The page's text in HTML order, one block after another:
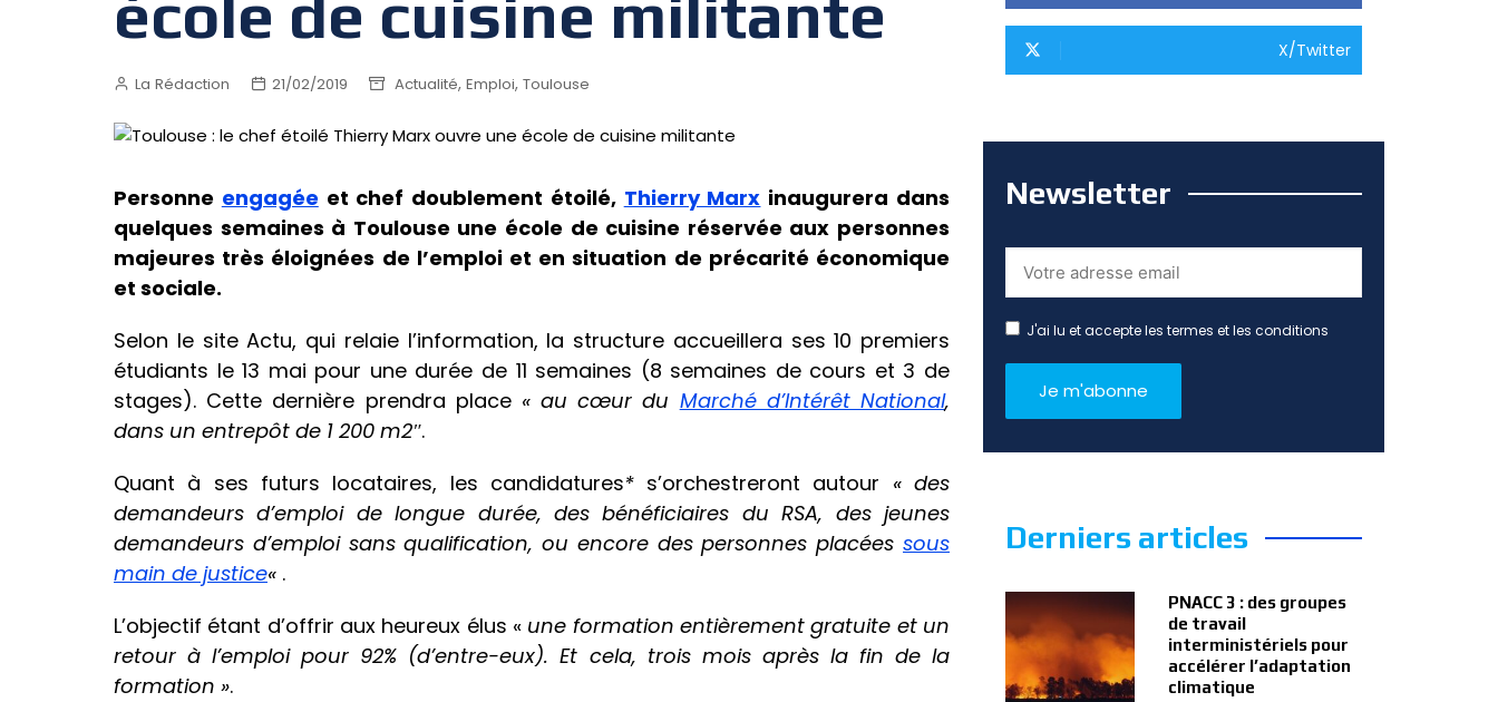
La Rédaction 21/02/2019 Actualité, Emploi, Toulouse
Personne engagée et chef doublement étoilé, Thierry Marx inaugurera dans
quelques semaines à Toulouse une école de cuisine réservée aux personnes
majeures très éloignées de l’emploi et en situation de précarité économique
et sociale.
Selon le site Actu, qui relaie l’information, la structure accueillera ses 10 premiers
étudiants le 13 mai pour une durée de 11 semaines (8 semaines de cours et 3 de
stages). Cette dernière prendra place « au cœur du Marché d’Intérêt National,
dans un entrepôt de 1 200 m2″.
Quant à ses futurs locataires, les candidatures*s’orchestreront autour « des
demandeurs d’emploi de longue durée, des bénéficiaires du RSA, des jeunes
demandeurs d’emploi sans qualification, ou encore des personnes placées sous
main de justice« .
L’objectif étant d’offrir aux heureux élus « une formation entièrement gratuite et un
retour à l’emploi pour 92% (d’entre-eux). Et cela, trois mois après la fin de la
formation ».
X/Twitter
Newsletter
J'ai lu et accepte les termes et les conditions
Derniers articles
PNACC 3 : des groupes
de travail
interministériels pour
accélérer l’adaptation
climatique